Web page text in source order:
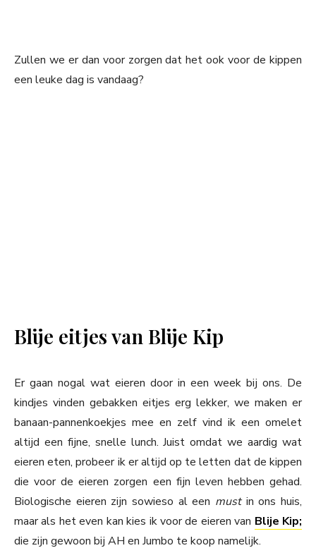
Zullen we er dan voor zorgen dat het ook voor de kippen
een leuke dag is vandaag?
Blije eitjes van Blije Kip
Er gaan nogal wat eieren door in een week bij ons. De
kindjes vinden gebakken eitjes erg lekker, we maken er
banaan-pannenkoekjes mee en zelf vind ik een omelet
altijd een fijne, snelle lunch. Juist omdat we aardig wat
eieren eten, probeer ik er altijd op te letten dat de kippen
die voor de eieren zorgen een fijn leven hebben gehad.
Biologische eieren zijn sowieso al een must in ons huis,
maar als het even kan kies ik voor de eieren van Blije Kip;
die zijn gewoon bij AH en Jumbo te koop namelijk.